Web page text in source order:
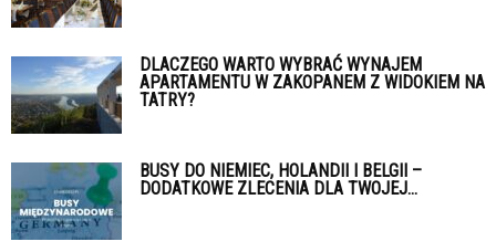
DLACZEGO WARTO WYBRAĆ WYNAJEM
APARTAMENTU W ZAKOPANEM Z WIDOKIEM NA
TATRY?
BUSY DO NIEMIEC, HOLANDII I BELGII –
DODATKOWE ZLECENIA DLA TWOJEJ...